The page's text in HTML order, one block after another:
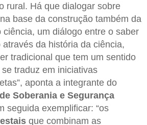
rural. Há que dialogar sobre
base da construção também da
ciência, um diálogo entre o saber
da história da ciência,
tradicional que tem um sentido
traduz em iniciativas
aponta a integrante do
Soberania e Segurança
seguida exemplificar: “os
que combinam as